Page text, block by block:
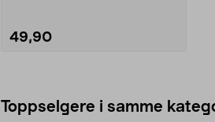
49,90
Toppselgere i samme